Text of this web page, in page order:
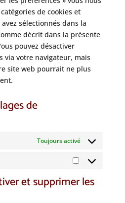
de cookies et
sélectionnés dans la
décrit dans la présente
pouvez désactiver
via votre navigateur, mais
site web pourrait ne plus
de
Toujours activé
Marketing
et supprimer les